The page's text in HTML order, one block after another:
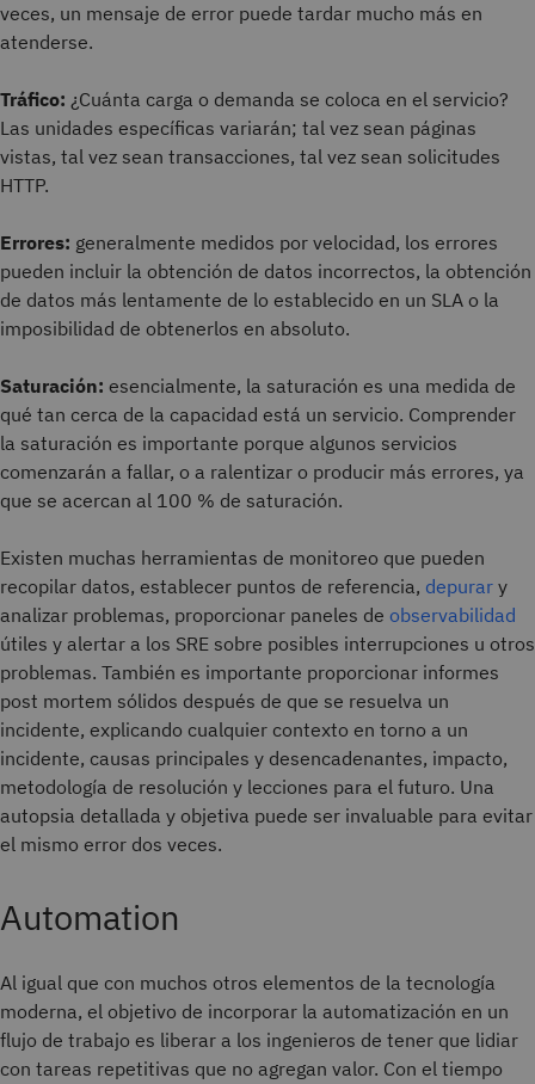
veces, un mensaje de error puede tardar mucho más en
atenderse.
Tráfico: ¿Cuánta carga o demanda se coloca en el servicio?
Las unidades específicas variarán; tal vez sean páginas
vistas, tal vez sean transacciones, tal vez sean solicitudes
HTTP.
Errores: generalmente medidos por velocidad, los errores
pueden incluir la obtención de datos incorrectos, la obtención
de datos más lentamente de lo establecido en un SLA o la
imposibilidad de obtenerlos en absoluto.
Saturación: esencialmente, la saturación es una medida de
qué tan cerca de la capacidad está un servicio. Comprender
la saturación es importante porque algunos servicios
comenzarán a fallar, o a ralentizar o producir más errores, ya
que se acercan al 100 % de saturación.
Existen muchas herramientas de monitoreo que pueden
recopilar datos, establecer puntos de referencia, depurar y
analizar problemas, proporcionar paneles de observabilidad
útiles y alertar a los SRE sobre posibles interrupciones u otros
problemas. También es importante proporcionar informes
post mortem sólidos después de que se resuelva un
incidente, explicando cualquier contexto en torno a un
incidente, causas principales y desencadenantes, impacto,
metodología de resolución y lecciones para el futuro. Una
autopsia detallada y objetiva puede ser invaluable para evitar
el mismo error dos veces.
Automation
Al igual que con muchos otros elementos de la tecnología
moderna, el objetivo de incorporar la automatización en un
flujo de trabajo es liberar a los ingenieros de tener que lidiar
con tareas repetitivas que no agregan valor. Con el tiempo